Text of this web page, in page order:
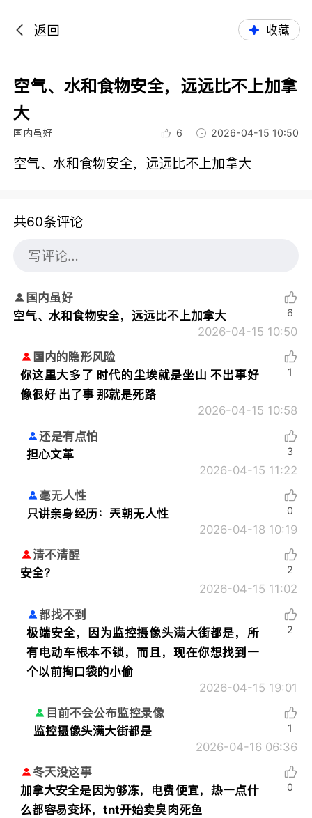
返回 收藏
空气、水和食物安全，远远比不上加拿
大
国内虽好 6 2026-04-15 10:50
空气、水和食物安全，远远比不上加拿大
共60条评论
国内虽好
空气、水和食物安全，远远比不上加拿大
2026-04-15 10:50
6
国内的隐形风险
你这里大多了 时代的尘埃就是坐山 不出事好
像很好 出了事 那就是死路
2026-04-15 10:58
1
还是有点怕
担心文革
2026-04-15 11:22
3
毫无人性
只讲亲身经历：兲朝无人性
2026-04-18 10:19
0
清不清醒
安全？
2026-04-15 11:02
2
都找不到
极端安全，因为监控摄像头满大街都是，所
有电动车根本不锁，而且，现在你想找到一
个以前掏口袋的小偷
2026-04-15 19:01
2
目前不会公布监控录像
监控摄像头满大街都是
2026-04-16 06:36
1
冬天没这事
加拿大安全是因为够冻，电费便宜，热一点什
么都容易变坏，tnt开始卖臭肉死鱼
0